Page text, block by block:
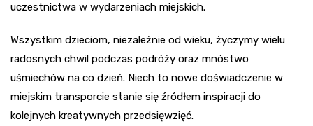
uczestnictwa w wydarzeniach miejskich.
Wszystkim dzieciom, niezależnie od wieku, życzymy wielu
radosnych chwil podczas podróży oraz mnóstwo
uśmiechów na co dzień. Niech to nowe doświadczenie w
miejskim transporcie stanie się źródłem inspiracji do
kolejnych kreatywnych przedsięwzięć.